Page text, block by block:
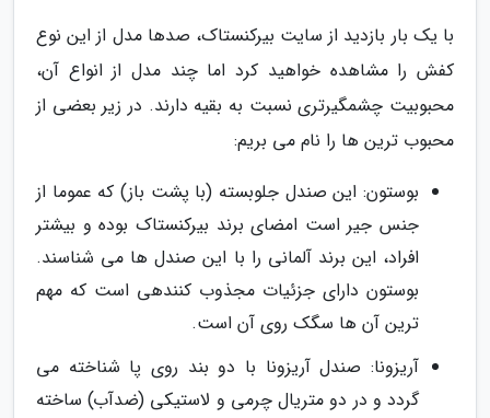
با یک بار بازدید از سایت بیرکنستاک، صدها مدل از این نوع
کفش را مشاهده خواهید کرد اما چند مدل از انواع آن،
محبوبیت چشمگیرتری نسبت به بقیه دارند. در زیر بعضی از
محبوب ترین ها را نام می بریم:
بوستون: این صندل جلوبسته (با پشت باز) که عموما از
جنس جیر است امضای برند بیرکنستاک بوده و بیشتر
افراد، این برند آلمانی را با این صندل ها می شناسند.
بوستون دارای جزئیات مجذوب کنندهی است که مهم
ترین آن ها سگک روی آن است.
آریزونا: صندل آریزونا با دو بند روی پا شناخته می
گردد و در دو متریال چرمی و لاستیکی (ضدآب) ساخته